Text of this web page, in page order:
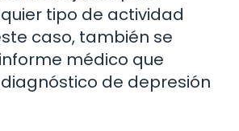
tipo de actividad
caso, también se
médico que
de depresión